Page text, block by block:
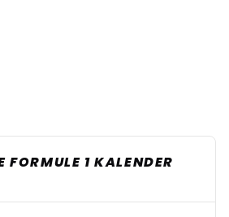
FORMULE 1 KALENDER